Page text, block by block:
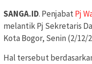
SANGA.ID. PenjabatPj
melantik Pj Sekretaris
Kota Bogor, Senin (2/12/
Hal tersebut